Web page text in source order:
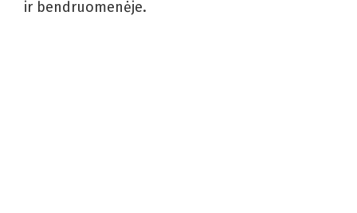
ir bendruomenėje.